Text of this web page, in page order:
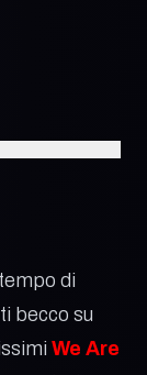
di
becco su
We Are